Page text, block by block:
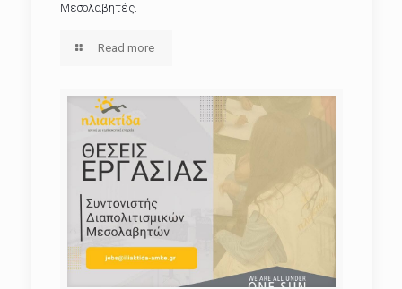
Μεσολαβητές.
Read more